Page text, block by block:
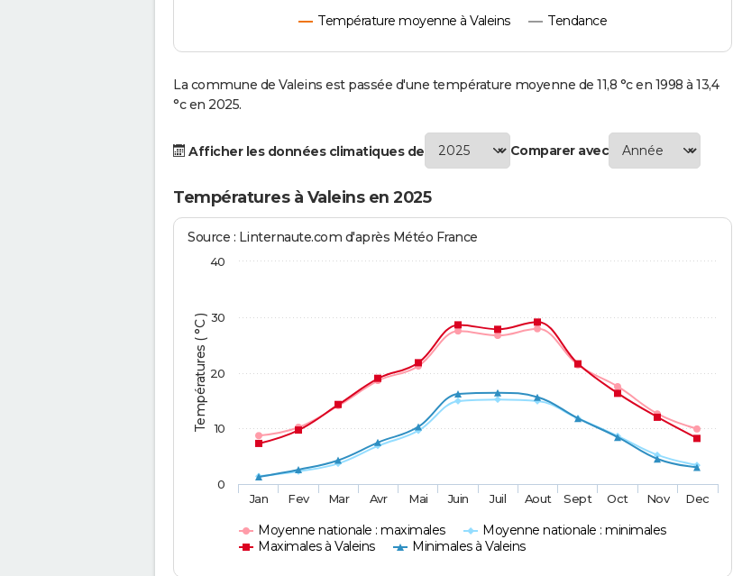
Température moyenne à Valeins Tendance
La commune de Valeins est passée d'une température moyenne de 11,8 °c en 1998 à 13,4
°c en 2025.
Afficher les données climatiques de Comparer avec
Températures à Valeins en 2025
Températures ( °C )
Source : Linternaute.com d'après Météo France
Moyenne nationale : maximales
Moyenne nationale : minimales
Maximales à Valeins
Minimales à Valeins
Jan Fev Mar Avr Mai Juin Juil Aout Sept Oct Nov Dec
0
10
20
30
40